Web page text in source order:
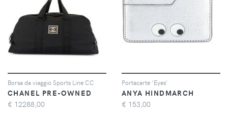
Borsa da viaggio Sports Line CC
CHANEL PRE-OWNED
€ 12288,00
Portacarte 'Eyes'
ANYA HINDMARCH
€ 153,00